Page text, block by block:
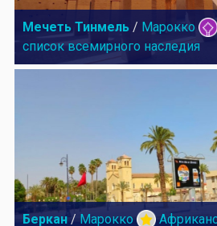
Мечеть Тинмель / Марокко
список всемирного наследия
Беркан / Марокко